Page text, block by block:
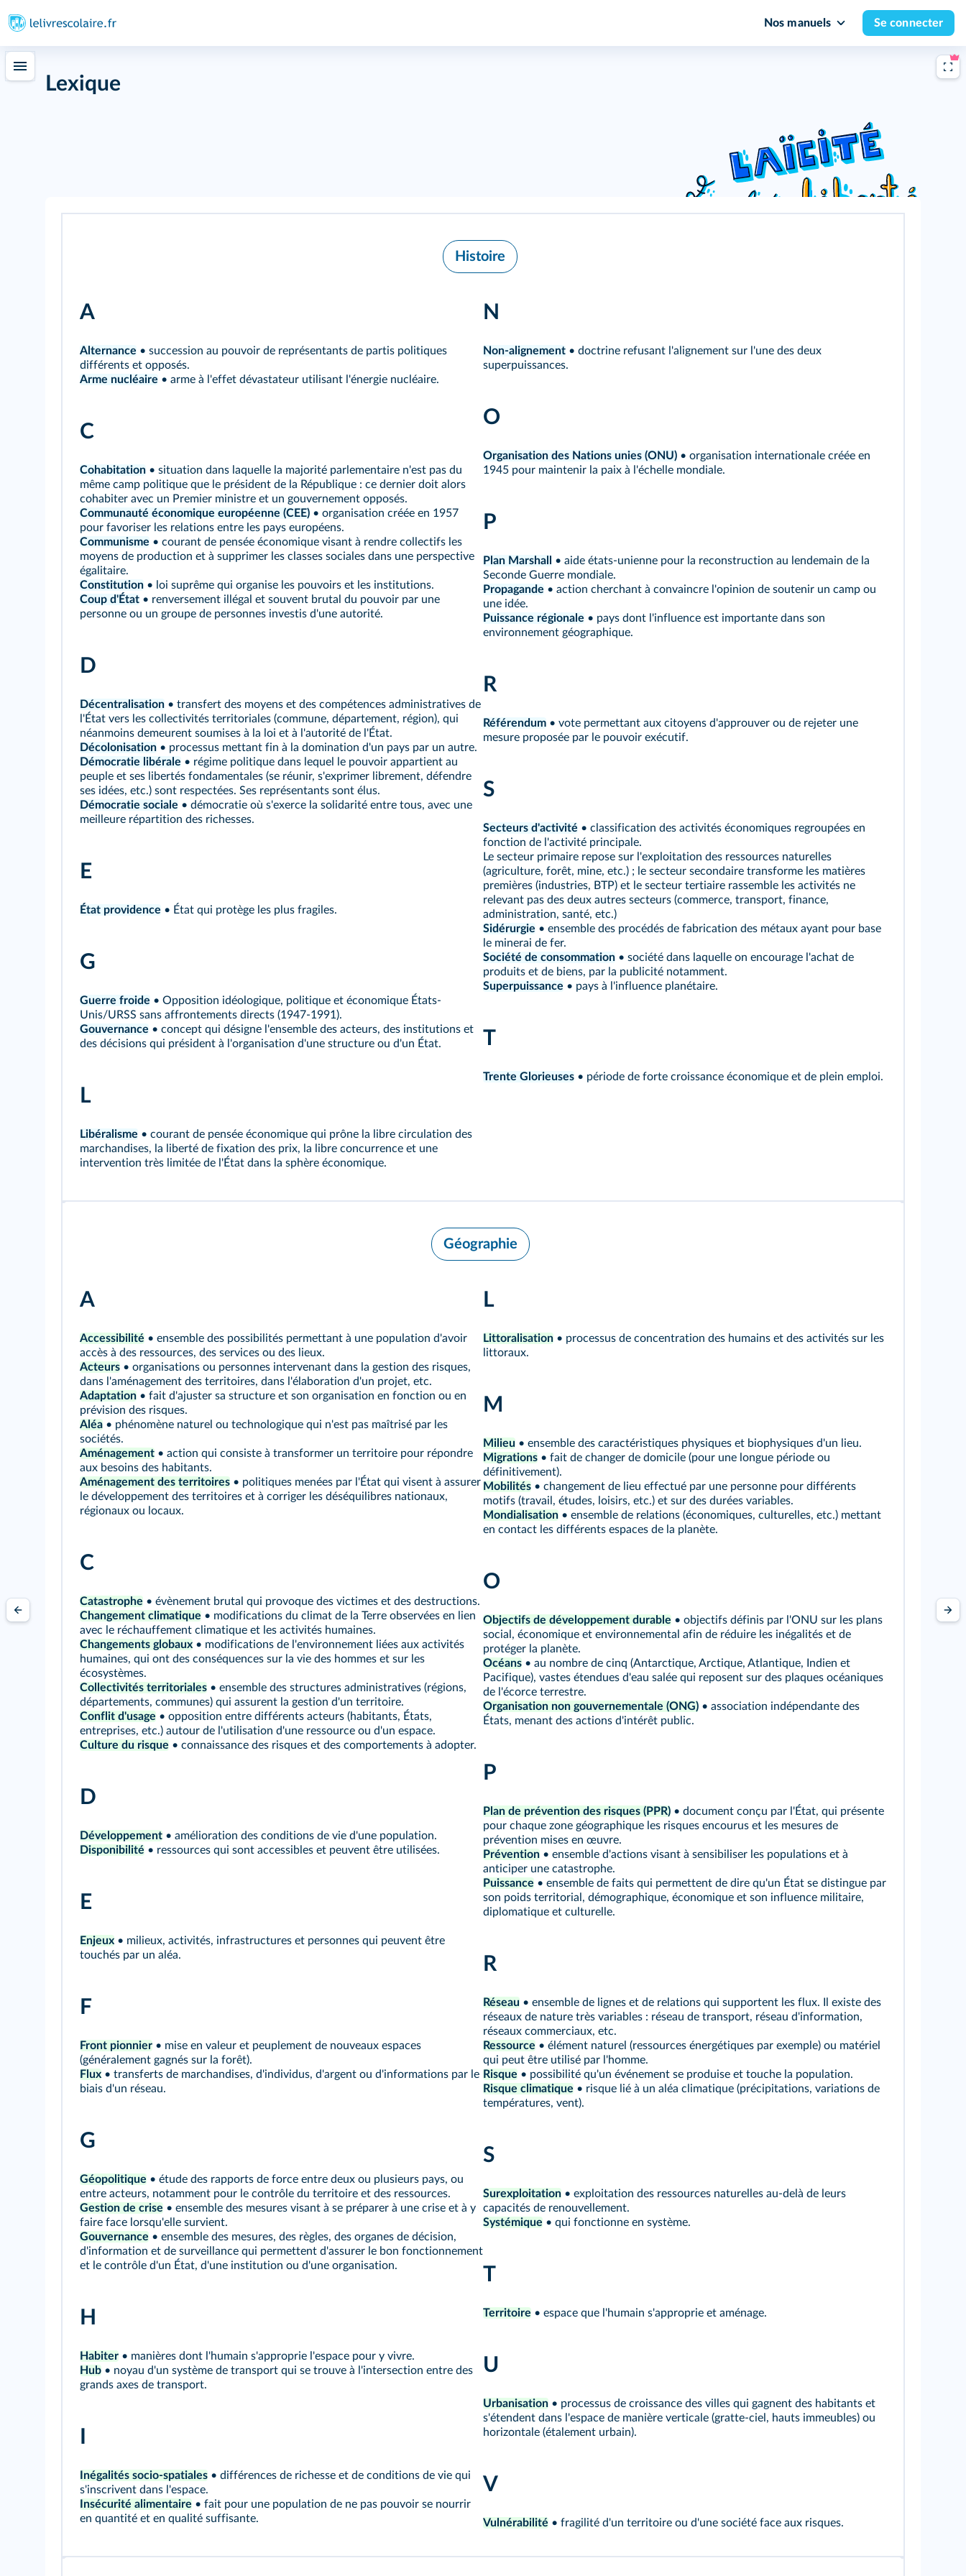
Nos manuels Se connecter
Lexique
Histoire
A
Alternance • succession au pouvoir de représentants de partis politiques
différents et opposés.
Arme nucléaire • arme à l'effet dévastateur utilisant l'énergie nucléaire.
C
Cohabitation • situation dans laquelle la majorité parlementaire n'est pas du
même camp politique que le président de la République : ce dernier doit alors
cohabiter avec un Premier ministre et un gouvernement opposés.
Communauté économique européenne (CEE) • organisation créée en 1957
pour favoriser les relations entre les pays européens.
Communisme • courant de pensée économique visant à rendre collectifs les
moyens de production et à supprimer les classes sociales dans une perspective
égalitaire.
Constitution • loi suprême qui organise les pouvoirs et les institutions.
Coup d'État • renversement illégal et souvent brutal du pouvoir par une
personne ou un groupe de personnes investis d'une autorité.
D
Décentralisation • transfert des moyens et des compétences administratives de
l'État vers les collectivités territoriales (commune, département, région), qui
néanmoins demeurent soumises à la loi et à l'autorité de l'État.
Décolonisation • processus mettant fin à la domination d'un pays par un autre.
Démocratie libérale • régime politique dans lequel le pouvoir appartient au
peuple et ses libertés fondamentales (se réunir, s'exprimer librement, défendre
ses idées, etc.) sont respectées. Ses représentants sont élus.
Démocratie sociale • démocratie où s'exerce la solidarité entre tous, avec une
meilleure répartition des richesses.
E
État providence • État qui protège les plus fragiles.
G
Guerre froide • Opposition idéologique, politique et économique États-
Unis/URSS sans affrontements directs (1947-1991).
Gouvernance • concept qui désigne l'ensemble des acteurs, des institutions et
des décisions qui président à l'organisation d'une structure ou d'un État.
L
Libéralisme • courant de pensée économique qui prône la libre circulation des
marchandises, la liberté de fixation des prix, la libre concurrence et une
intervention très limitée de l'État dans la sphère économique.
N
Non-alignement • doctrine refusant l'alignement sur l'une des deux
superpuissances.
O
Organisation des Nations unies (ONU) • organisation internationale créée en
1945 pour maintenir la paix à l'échelle mondiale.
P
Plan Marshall
• aide états-unienne pour la reconstruction au lendemain de la
Seconde Guerre mondiale.
Propagande • action cherchant à convaincre l'opinion de soutenir un camp ou
une idée.
Puissance régionale • pays dont l'influence est importante dans son
environnement géographique.
R
Référendum • vote permettant aux citoyens d'approuver ou de rejeter une
mesure proposée par le pouvoir exécutif.
S
Secteurs d'activité • classification des activités économiques regroupées en
fonction de l'activité principale.
Le secteur primaire repose sur l'exploitation des ressources naturelles
(agriculture, forêt, mine, etc.) ; le secteur secondaire transforme les matières
premières (industries, BTP) et le secteur tertiaire rassemble les activités ne
relevant pas des deux autres secteurs (commerce, transport, finance,
administration, santé, etc.)
Sidérurgie • ensemble des procédés de fabrication des métaux ayant pour base
le minerai de fer.
Société de consommation • société dans laquelle on encourage l'achat de
produits et de biens, par la publicité notamment.
Superpuissance • pays à l'influence planétaire.
T
Trente Glorieuses • période de forte croissance économique et de plein emploi.
Géographie
A
Accessibilité • ensemble des possibilités permettant à une population d'avoir
accès à des ressources, des services ou des lieux.
Acteurs • organisations ou personnes intervenant dans la gestion des risques,
dans l'aménagement des territoires, dans l'élaboration d'un projet, etc.
Adaptation • fait d'ajuster sa structure et son organisation en fonction ou en
prévision des risques.
Aléa • phénomène naturel ou technologique qui n'est pas maîtrisé par les
sociétés.
Aménagement • action qui consiste à transformer un territoire pour répondre
aux besoins des habitants.
Aménagement des territoires • politiques menées par l'État qui visent à assurer
le développement des territoires et à corriger les déséquilibres nationaux,
régionaux ou locaux.
C
Catastrophe • évènement brutal qui provoque des victimes et des destructions.
Changement climatique • modifications du climat de la Terre observées en lien
avec le réchauffement climatique et les activités humaines.
Changements globaux • modifications de l'environnement liées aux activités
humaines, qui ont des conséquences sur la vie des hommes et sur les
écosystèmes.
Collectivités territoriales • ensemble des structures administratives (régions,
départements, communes) qui assurent la gestion d'un territoire.
Conflit d'usage • opposition entre différents acteurs (habitants, États,
entreprises, etc.) autour de l'utilisation d'une ressource ou d'un espace.
Culture du risque • connaissance des risques et des comportements à adopter.
D
Développement • amélioration des conditions de vie d'une population.
Disponibilité • ressources qui sont accessibles et peuvent être utilisées.
E
Enjeux • milieux, activités, infrastructures et personnes qui peuvent être
touchés par un aléa.
F
Front pionnier • mise en valeur et peuplement de nouveaux espaces
(généralement gagnés sur la forêt).
Flux • transferts de marchandises, d'individus, d'argent ou d'informations par le
biais d'un réseau.
G
Géopolitique • étude des rapports de force entre deux ou plusieurs pays, ou
entre acteurs, notamment pour le contrôle du territoire et des ressources.
Gestion de crise • ensemble des mesures visant à se préparer à une crise et à y
faire face lorsqu'elle survient.
Gouvernance • ensemble des mesures, des règles, des organes de décision,
d'information et de surveillance qui permettent d'assurer le bon fonctionnement
et le contrôle d'un État, d'une institution ou d'une organisation.
H
Habiter • manières dont l'humain s'approprie l'espace pour y vivre.
Hub • noyau d'un système de transport qui se trouve à l'intersection entre des
grands axes de transport.
Inégalités socio-spatiales • différences de richesse et de conditions de vie qui
s'inscrivent dans l'espace.
Insécurité alimentaire • fait pour une population de ne pas pouvoir se nourrir
en quantité et en qualité suffisante.
L
Littoralisation • processus de concentration des humains et des activités sur les
littoraux.
M
Milieu • ensemble des caractéristiques physiques et biophysiques d'un lieu.
Migrations • fait de changer de domicile (pour une longue période ou
définitivement).
Mobilités • changement de lieu effectué par une personne pour différents
motifs (travail, études, loisirs, etc.) et sur des durées variables.
Mondialisation • ensemble de relations (économiques, culturelles, etc.) mettant
en contact les différents espaces de la planète.
O
Objectifs de développement durable • objectifs définis par l'ONU sur les plans
social, économique et environnemental afin de réduire les inégalités et de
protéger la planète.
Océans • au nombre de cinq (Antarctique, Arctique, Atlantique, Indien et
Pacifique), vastes étendues d'eau salée qui reposent sur des plaques océaniques
de l'écorce terrestre.
Organisation non gouvernementale (ONG) • association indépendante des
États, menant des actions d'intérêt public.
P
Plan de prévention des risques (PPR) • document conçu par l'État, qui présente
pour chaque zone géographique les risques encourus et les mesures de
prévention mises en œuvre.
Prévention • ensemble d'actions visant à sensibiliser les populations et à
anticiper une catastrophe.
Puissance • ensemble de faits qui permettent de dire qu'un État se distingue par
son poids territorial, démographique, économique et son influence militaire,
diplomatique et culturelle.
R
Réseau • ensemble de lignes et de relations qui supportent les flux. Il existe des
réseaux de nature très variables : réseau de transport, réseau d'information,
réseaux commerciaux, etc.
Ressource • élément naturel (ressources énergétiques par exemple) ou matériel
qui peut être utilisé par l'homme.
Risque • possibilité qu'un événement se produise et touche la population.
Risque climatique • risque lié à un aléa climatique (précipitations, variations de
températures, vent).
S
Surexploitation • exploitation des ressources naturelles au-delà de leurs
capacités de renouvellement.
Systémique • qui fonctionne en système.
T
Territoire • espace que l'humain s'approprie et aménage.
U
Urbanisation • processus de croissance des villes qui gagnent des habitants et
s'étendent dans l'espace de manière verticale (gratte-ciel, hauts immeubles) ou
horizontale (étalement urbain).
V
Vulnérabilité • fragilité d'un territoire ou d'une société face aux risques.